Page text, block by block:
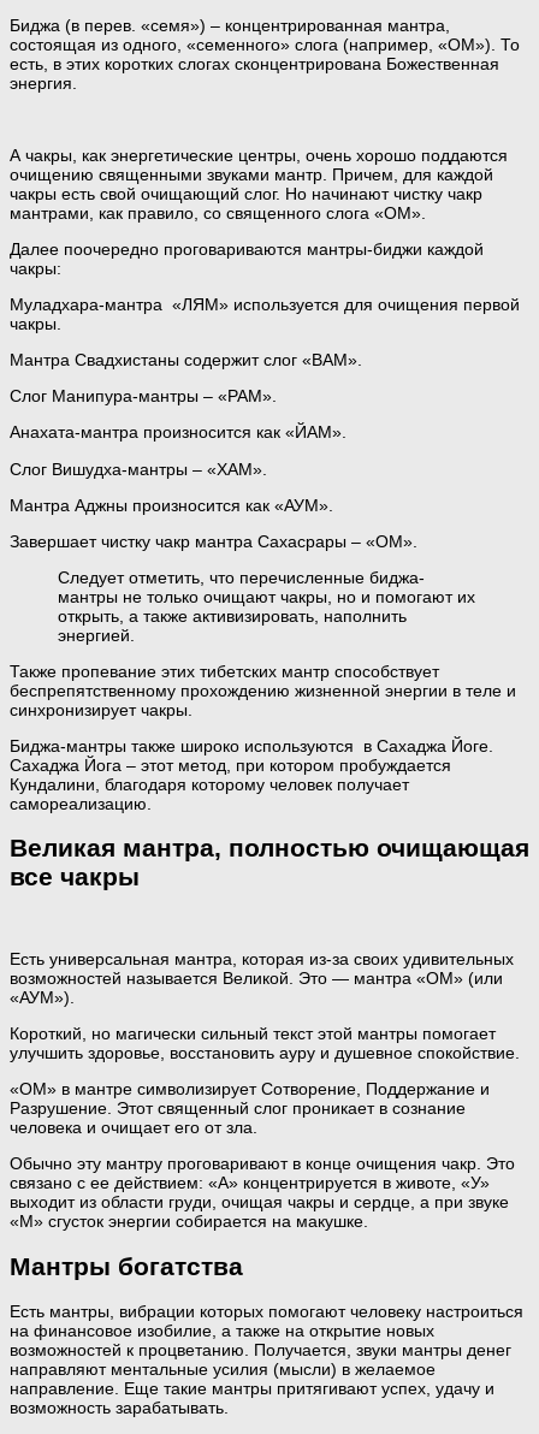
Биджа (в перев. «семя») – концентрированная мантра,
состоящая из одного, «семенного» слога (например, «ОМ»). То
есть, в этих коротких слогах сконцентрирована Божественная
энергия.
А чакры, как энергетические центры, очень хорошо поддаются
очищению священными звуками мантр. Причем, для каждой
чакры есть свой очищающий слог. Но начинают чистку чакр
мантрами, как правило, со священного слога «ОМ».
Далее поочередно проговариваются мантры-биджи каждой
чакры:
Муладхара-мантра «ЛЯМ» используется для очищения первой
чакры.
Мантра Свадхистаны содержит слог «ВАМ».
Слог Манипура-мантры – «РАМ».
Анахата-мантра произносится как «ЙАМ».
Слог Вишудха-мантры – «ХАМ».
Мантра Аджны произносится как «АУМ».
Завершает чистку чакр мантра Сахасрары – «ОМ».
Следует отметить, что перечисленные биджа-
мантры не только очищают чакры, но и помогают их
открыть, а также активизировать, наполнить
энергией.
Также пропевание этих тибетских мантр способствует
беспрепятственному прохождению жизненной энергии в теле и
синхронизирует чакры.
Биджа-мантры также широко используются в Сахаджа Йоге.
Сахаджа Йога – этот метод, при котором пробуждается
Кундалини, благодаря которому человек получает
самореализацию.
Великая мантра, полностью очищающая
все чакры
Есть универсальная мантра, которая из-за своих удивительных
возможностей называется Великой. Это — мантра «ОМ» (или
«АУМ»).
Короткий, но магически сильный текст этой мантры помогает
улучшить здоровье, восстановить ауру и душевное спокойствие.
«ОМ» в мантре символизирует Сотворение, Поддержание и
Разрушение. Этот священный слог проникает в сознание
человека и очищает его от зла.
Обычно эту мантру проговаривают в конце очищения чакр. Это
связано с ее действием: «А» концентрируется в животе, «У»
выходит из области груди, очищая чакры и сердце, а при звуке
«М» сгусток энергии собирается на макушке.
Мантры богатства
Есть мантры, вибрации которых помогают человеку настроиться
на финансовое изобилие, а также на открытие новых
возможностей к процветанию. Получается, звуки мантры денег
направляют ментальные усилия (мысли) в желаемое
направление. Еще такие мантры притягивают успех, удачу и
возможность зарабатывать.